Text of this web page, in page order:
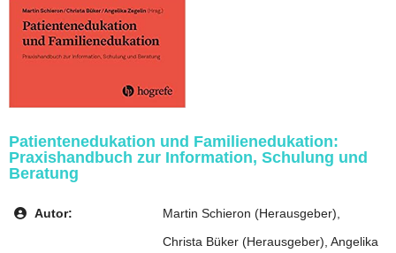
Patientenedukation und Familienedukation:
Praxishandbuch zur Information, Schulung und
Beratung
Autor:
Martin Schieron (Herausgeber),
Christa Büker (Herausgeber), Angelika